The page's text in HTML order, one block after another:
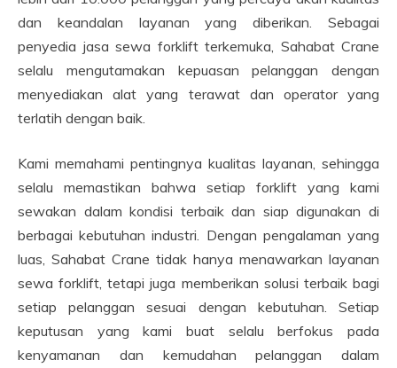
dan keandalan layanan yang diberikan. Sebagai
penyedia jasa sewa forklift terkemuka, Sahabat Crane
selalu mengutamakan kepuasan pelanggan dengan
menyediakan alat yang terawat dan operator yang
terlatih dengan baik.
Kami memahami pentingnya kualitas layanan, sehingga
selalu memastikan bahwa setiap forklift yang kami
sewakan dalam kondisi terbaik dan siap digunakan di
berbagai kebutuhan industri. Dengan pengalaman yang
luas, Sahabat Crane tidak hanya menawarkan layanan
sewa forklift, tetapi juga memberikan solusi terbaik bagi
setiap pelanggan sesuai dengan kebutuhan. Setiap
keputusan yang kami buat selalu berfokus pada
kenyamanan dan kemudahan pelanggan dalam